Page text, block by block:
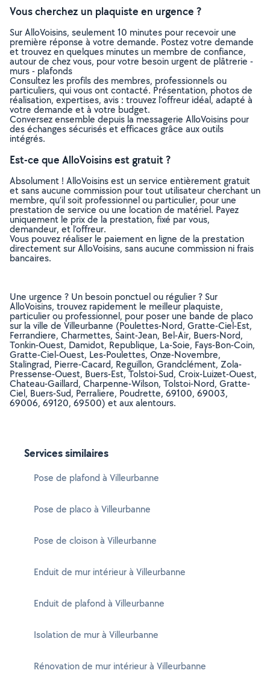
Vous cherchez un plaquiste en urgence ?
Sur AlloVoisins, seulement 10 minutes pour recevoir une
première réponse à votre demande. Postez votre demande
et trouvez en quelques minutes un membre de confiance,
autour de chez vous, pour votre besoin urgent de plâtrerie -
murs - plafonds
Consultez les profils des membres, professionnels ou
particuliers, qui vous ont contacté. Présentation, photos de
réalisation, expertises, avis : trouvez l'offreur idéal, adapté à
votre demande et à votre budget.
Conversez ensemble depuis la messagerie AlloVoisins pour
des échanges sécurisés et efficaces grâce aux outils
intégrés.
Est-ce que AlloVoisins est gratuit ?
Absolument ! AlloVoisins est un service entièrement gratuit
et sans aucune commission pour tout utilisateur cherchant un
membre, qu’il soit professionnel ou particulier, pour une
prestation de service ou une location de matériel. Payez
uniquement le prix de la prestation, fixé par vous,
demandeur, et l’offreur.
Vous pouvez réaliser le paiement en ligne de la prestation
directement sur AlloVoisins, sans aucune commission ni frais
bancaires.
Une urgence ? Un besoin ponctuel ou régulier ? Sur
AlloVoisins, trouvez rapidement le meilleur plaquiste,
particulier ou professionnel, pour poser une bande de placo
sur la ville de Villeurbanne (Poulettes-Nord, Gratte-Ciel-Est,
Ferrandiere, Charmettes, Saint-Jean, Bel-Air, Buers-Nord,
Tonkin-Ouest, Damidot, Republique, La-Soie, Fays-Bon-Coin,
Gratte-Ciel-Ouest, Les-Poulettes, Onze-Novembre,
Stalingrad, Pierre-Cacard, Reguillon, Grandclément, Zola-
Pressense-Ouest, Buers-Est, Tolstoi-Sud, Croix-Luizet-Ouest,
Chateau-Gaillard, Charpenne-Wilson, Tolstoi-Nord, Gratte-
Ciel, Buers-Sud, Perraliere, Poudrette, 69100, 69003,
69006, 69120, 69500) et aux alentours.
Services similaires
Pose de plafond à Villeurbanne
Pose de placo à Villeurbanne
Pose de cloison à Villeurbanne
Enduit de mur intérieur à Villeurbanne
Enduit de plafond à Villeurbanne
Isolation de mur à Villeurbanne
Rénovation de mur intérieur à Villeurbanne